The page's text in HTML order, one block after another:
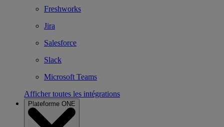
Freshworks
Jira
Salesforce
Slack
Microsoft Teams
Afficher toutes les intégrations
Plateforme ONE